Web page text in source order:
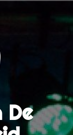
De